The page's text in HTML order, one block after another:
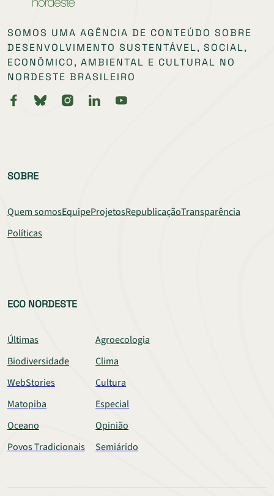
SOMOS UMA AGÊNCIA DE CONTEÚDO SOBRE
DESENVOLVIMENTO SUSTENTÁVEL, SOCIAL,
ECONÔMICO, AMBIENTAL E CULTURAL NO
NORDESTE BRASILEIRO
SOBRE
Quem somosEquipeProjetosRepublicaçãoTransparência
Políticas
ECO NORDESTE
Últimas
Agroecologia
Biodiversidade
Clima
WebStories
Cultura
Matopiba
Especial
Oceano
Opinião
Povos Tradicionais
Semiárido